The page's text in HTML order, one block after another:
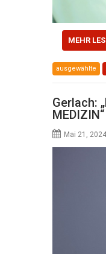
MEHR
ausgewählte
Gerlach:
MEDIZIN“
Mai 21, 2024